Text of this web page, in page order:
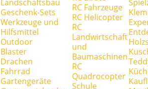
Landschaftsbau
Geschenk-Sets
Werkzeuge und
Hilfsmittel
Outdoor
Blaster
Drachen
Fahrrad
Gartengeräte
RC Fahrzeuge
RC Helicopter
RC
Landwirtschaft
und
Baumaschinen
RC
Quadrocopter
Schule